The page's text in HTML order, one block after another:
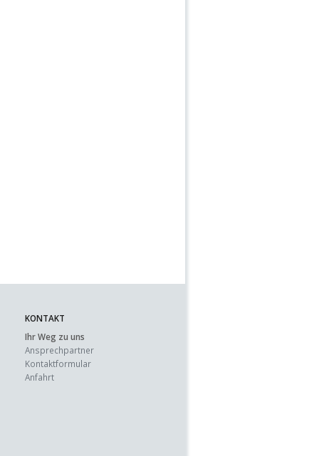
KONTAKT
Ihr Weg zu uns
Ansprechpartner
Kontaktformular
Anfahrt